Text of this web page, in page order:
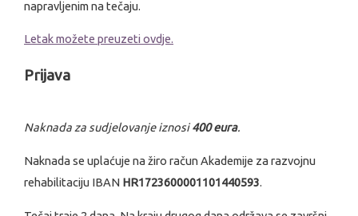
napravljenim na tečaju.
Letak možete preuzeti ovdje.
Prijava
Naknada za sudjelovanje iznosi400 eura.
Naknada se uplaćuje na žiro račun Akademije za razvojnu
rehabilitaciju IBAN HR1723600001101440593.